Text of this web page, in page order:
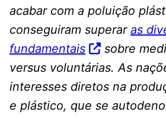
acabar com a poluição
conseguiram superar as
fundamentais
sobre
versus voluntárias. As
interesses diretos na
e plástico, que se